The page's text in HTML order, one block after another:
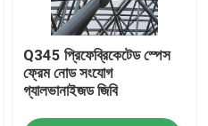
Q345 প্রিফেব্রিকেটেড স্পেস
ফ্রেম নোড সংযোগ
গ্যালভানাইজড জিবি